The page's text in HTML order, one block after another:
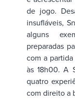
de jogo.
insufláveis,
alguns
preparadas
com a
às 18h00. A
quatro
com direito a